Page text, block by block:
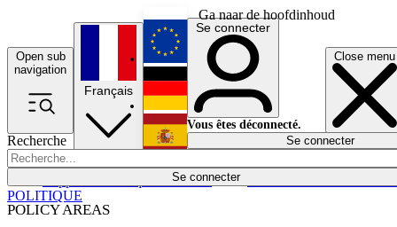
Ga naar de hoofdinhoud
Open sub
navigation
Close menu
Recherche
Se connecter
POLICY AREAS
Économie
Français
English
Deutsch
Español
Se connecter
Vous êtes déconnecté.
Se connecter
POLITIQUE